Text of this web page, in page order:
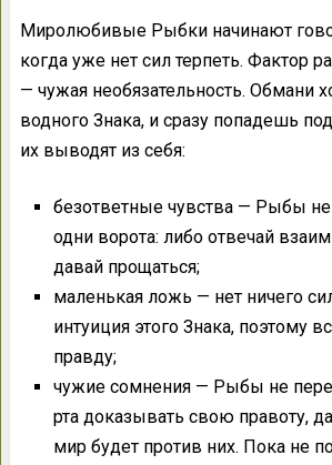
Миролюбивые Рыбки начинают
когда уже нет сил терпеть. Фактор
— чужая необязательность. Обмани
водного Знака, и сразу попадешь
их выводят из себя:
безответные чувства — Рыбы не
одни ворота: либо отвечай
давай прощаться;
маленькая ложь — нет ничего
интуиция этого Знака, поэтому
правду;
чужие сомнения — Рыбы не
рта доказывать свою правоту,
мир будет против них. Пока не